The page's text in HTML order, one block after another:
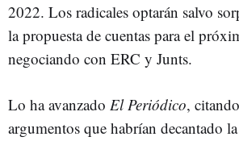
2022. Los radicales optarán salvo
la propuesta de cuentas para el
negociando con ERC y Junts.
Lo ha avanzado El Periódico,
argumentos que habrían decantado